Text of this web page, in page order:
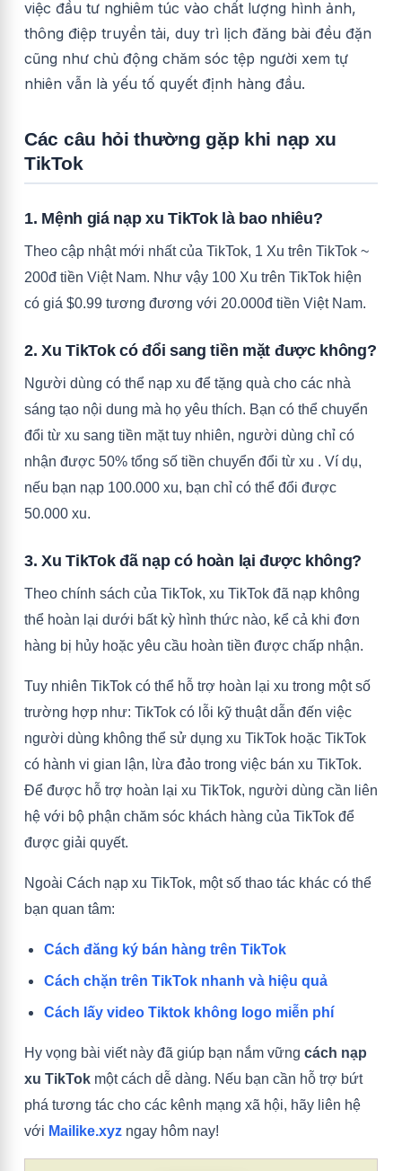
việc đầu tư nghiêm túc vào chất lượng hình ảnh,
thông điệp truyền tải, duy trì lịch đăng bài đều đặn
cũng như chủ động chăm sóc tệp người xem tự
nhiên vẫn là yếu tố quyết định hàng đầu.
Các câu hỏi thường gặp khi nạp xu
TikTok
1. Mệnh giá nạp xu TikTok là bao nhiêu?
Theo cập nhật mới nhất của TikTok, 1 Xu trên TikTok ~
200đ tiền Việt Nam. Như vậy 100 Xu trên TikTok hiện
có giá $0.99 tương đương với 20.000đ tiền Việt Nam.
2. Xu TikTok có đổi sang tiền mặt được không?
Người dùng có thể nạp xu để tặng quà cho các nhà
sáng tạo nội dung mà họ yêu thích. Bạn có thể chuyển
đổi từ xu sang tiền mặt tuy nhiên, người dùng chỉ có
nhận được 50% tổng số tiền chuyển đổi từ xu . Ví dụ,
nếu bạn nạp 100.000 xu, bạn chỉ có thể đổi được
50.000 xu.
3. Xu TikTok đã nạp có hoàn lại được không?
Theo chính sách của TikTok, xu TikTok đã nạp không
thể hoàn lại dưới bất kỳ hình thức nào, kể cả khi đơn
hàng bị hủy hoặc yêu cầu hoàn tiền được chấp nhận.
Tuy nhiên TikTok có thể hỗ trợ hoàn lại xu trong một số
trường hợp như: TikTok có lỗi kỹ thuật dẫn đến việc
người dùng không thể sử dụng xu TikTok hoặc TikTok
có hành vi gian lận, lừa đảo trong việc bán xu TikTok.
Để được hỗ trợ hoàn lại xu TikTok, người dùng cần liên
hệ với bộ phận chăm sóc khách hàng của TikTok để
được giải quyết.
Ngoài Cách nạp xu TikTok, một số thao tác khác có thể
bạn quan tâm:
Cách đăng ký bán hàng trên TikTok
Cách chặn trên TikTok nhanh và hiệu quả
Cách lấy video Tiktok không logo miễn phí
Hy vọng bài viết này đã giúp bạn nắm vững cách nạp
xu TikTok một cách dễ dàng. Nếu bạn cần hỗ trợ bứt
phá tương tác cho các kênh mạng xã hội, hãy liên hệ
với Mailike.xyz ngay hôm nay!